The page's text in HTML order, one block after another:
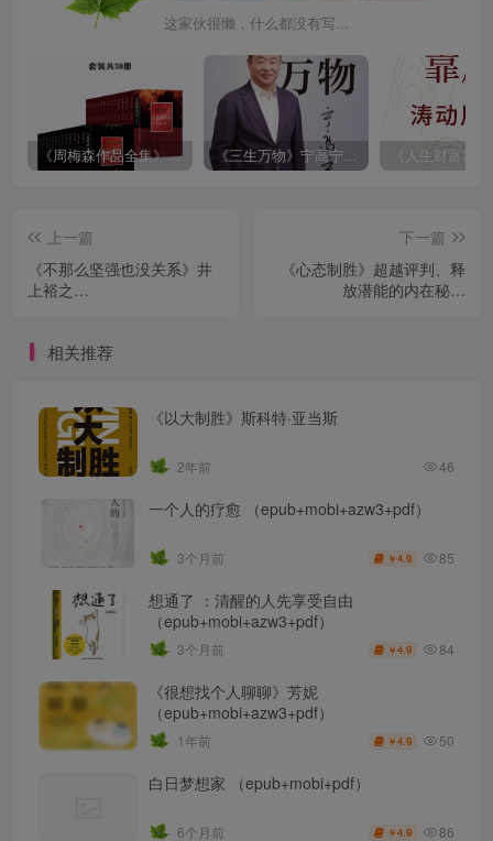
这家伙很懒，什么都没有写...
《周梅森作品全集》[共30册] 《三生万物》宁高宁（epub+mobi+azw3+pdf）
上一篇
《不那么坚强也没关系》井
上裕之
下一篇
《心态制胜》超越评判、释
放潜能的内在秘诀
相关推荐
《以大制胜》斯科特·亚当斯
2年前 46
一个人的疗愈 （epub+mobi+azw3+pdf）
3个月前 ￥4.9 85
想通了 ：清醒的人先享受自由
（epub+mobi+azw3+pdf）
3个月前 ￥4.9 84
《很想找个人聊聊》芳妮
（epub+mobi+azw3+pdf）
1年前 ￥4.9 50
白日梦想家 （epub+mobi+pdf）
6个月前 ￥4.9 86